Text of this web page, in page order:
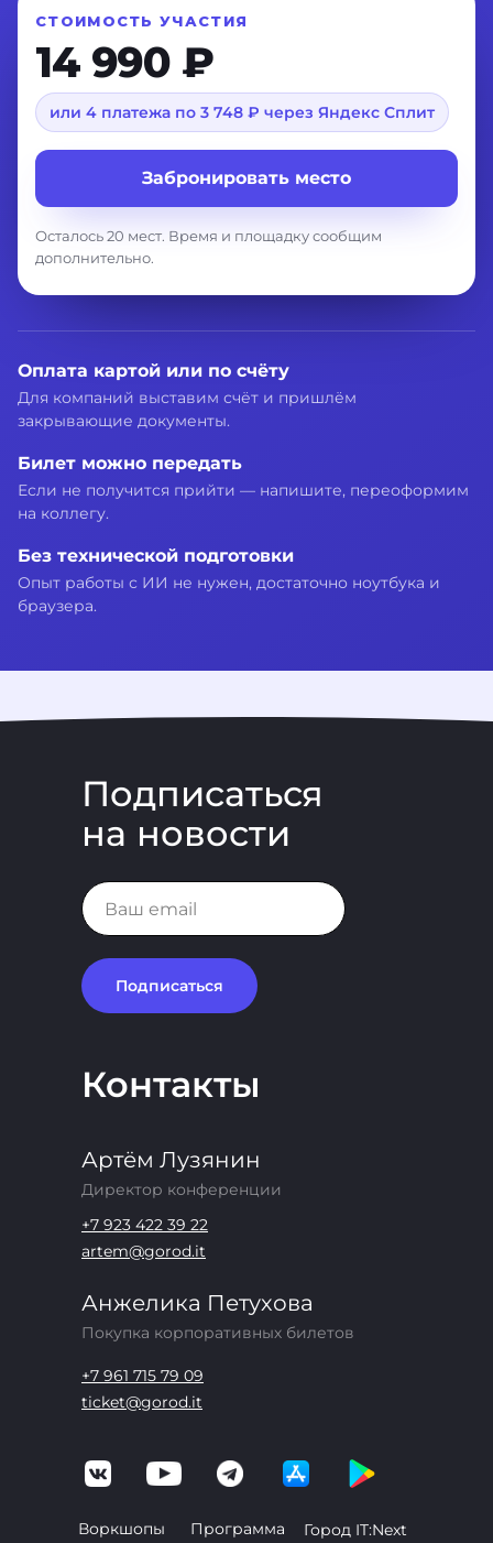
СТОИМОСТЬ УЧАСТИЯ
14 990 ₽
или 4 платежа по 3 748 ₽ через Яндекс Сплит
Забронировать место
Осталось 20 мест. Время и площадку сообщим
дополнительно.
Оплата картой или по счёту
Для компаний выставим счёт и пришлём
закрывающие документы.
Билет можно передать
Если не получится прийти — напишите, переоформим
на коллегу.
Без технической подготовки
Опыт работы с ИИ не нужен, достаточно ноутбука и
браузера.
Контакты
Артём Лузянин
+7 923 422 39 22
artem@gorod.it
Директор конференции
Анжелика Петухова
+7 961 715 79 09
ticket@gorod.it
Покупка корпоративных билетов
Программа
Воркшопы Город IT:Next
Подписаться
на новости
Подписаться